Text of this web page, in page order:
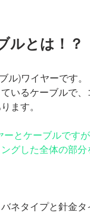
ルとは！？
ル)ワイヤーです。
いるケーブルで
ます。
ーとケーブルです
グした全体の部
ネタイプと針金